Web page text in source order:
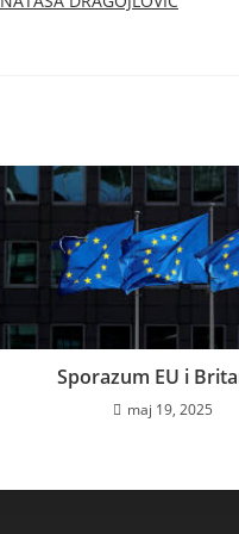
Sporazum EU i
maj 19, 2025